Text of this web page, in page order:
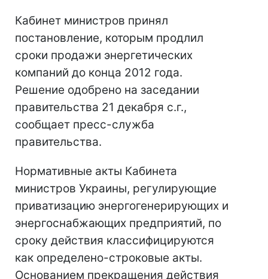
Кабинет министров принял
постановление, которым продлил
сроки продажи энергетических
компаний до конца 2012 года.
Решение одобрено на заседании
правительства 21 декабря с.г.,
сообщает пресс-служба
правительства.
Нормативные акты Кабинета
министров Украины, регулирующие
приватизацию энергогенерирующих и
энергоснабжающих предприятий, по
сроку действия классифицируются
как определено-строковые акты.
Основанием прекращения действия